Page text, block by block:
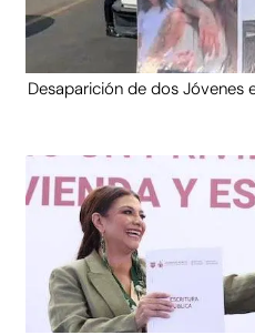
Desaparición de dos Jóvenes